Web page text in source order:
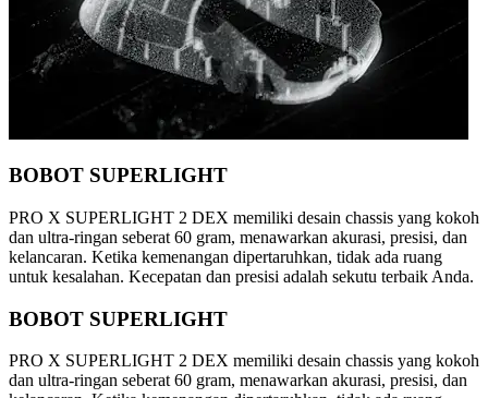
BOBOT SUPERLIGHT
PRO X SUPERLIGHT 2 DEX memiliki desain chassis yang kokoh
dan ultra-ringan seberat 60 gram, menawarkan akurasi, presisi, dan
kelancaran. Ketika kemenangan dipertaruhkan, tidak ada ruang
untuk kesalahan. Kecepatan dan presisi adalah sekutu terbaik Anda.
BOBOT SUPERLIGHT
PRO X SUPERLIGHT 2 DEX memiliki desain chassis yang kokoh
dan ultra-ringan seberat 60 gram, menawarkan akurasi, presisi, dan